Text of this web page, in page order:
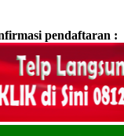
pendaftaran :